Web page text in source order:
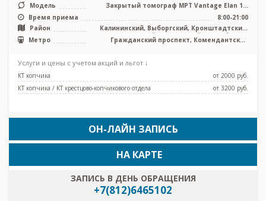
Модель
Закрытый томограф МРТ Vantage Elan 1,5
Тесла, КТ Aquilion Lightning TS ...
Время приема
8:00-21:00
Район
Калининский, Выборгский, Кронштадтский,
Курортный, Приморский, Лен. область
Метро
Гражданский проспект, Комендантский
Услуги и цены с учетом акций и льгот ↓
КТ копчика
от 2000 pуб.
КТ копчика / КТ крестцово-копчикового отдела
от 3200 pуб.
ОН-ЛАЙН ЗАПИСЬ
ЗАПИСЬ В ДЕНЬ ОБРАЩЕНИЯ
+7(812)6465102
НА КАРТЕ